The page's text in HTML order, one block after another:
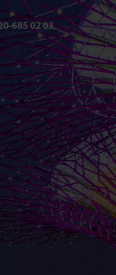
685 02 03